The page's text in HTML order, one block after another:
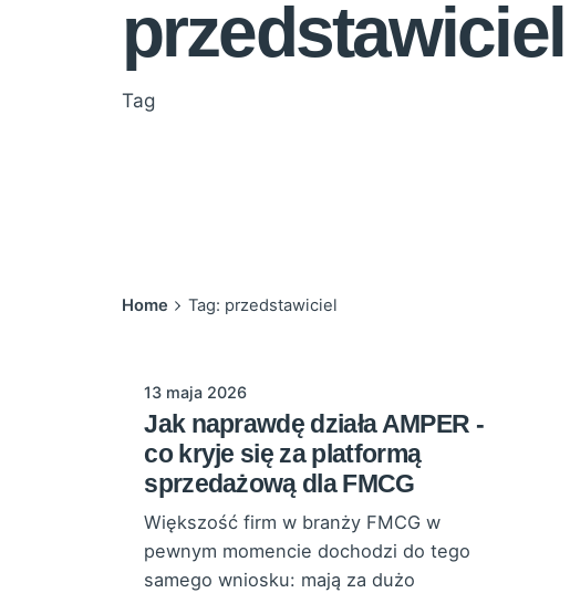
przedstawiciel
Tag
Home Tag: przedstawiciel
13 maja 2026
Jak naprawdę działa AMPER -
co kryje się za platformą
sprzedażową dla FMCG
Większość firm w branży FMCG w
pewnym momencie dochodzi do tego
samego wniosku: mają za dużo